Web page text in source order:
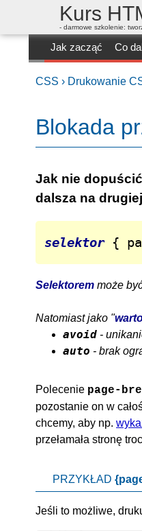
Kurs
- darmowe szkolenie:
Jak zacząć Co
CSS › Drukowanie
Blokada
Jak nie
dalsza na
selektor {
Selektorem może
Natomiast jako "
avoid -
auto - brak
Polecenie page-
pozostanie on w
chcemy, aby np.
przełamała stronę
PRZYKŁAD
Jeśli to możliwe,